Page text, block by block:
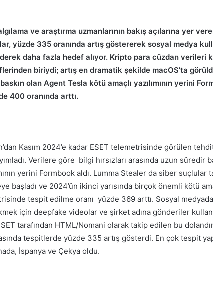
ve araştırma uzmanlarının bakış açılarına yer
yüzde 335 oranında artış göstererek sosyal medya
daha fazla hedef alıyor. Kripto para cüzdan
biriydi; artış en dramatik şekilde macOS’ta
olan Agent Tesla kötü amaçlı yazılımının yerini
400 oranında arttı.
Kasım 2024’e kadar ESET telemetrisinde görülen
Verilere göre bilgi hırsızları arasında uzun süredir
yerini Formbook aldı. Lumma Stealer da siber
başladı ve 2024’ün ikinci yarısında birçok önemli kötü
tespit edilme oranı yüzde 369 arttı. Sosyal
için deepfake videolar ve şirket adına gönderiler
tarafından HTML/Nomani olarak takip edilen bu
tespitlerde yüzde 335 artış gösterdi. En çok tespit
İspanya ve Çekya oldu.